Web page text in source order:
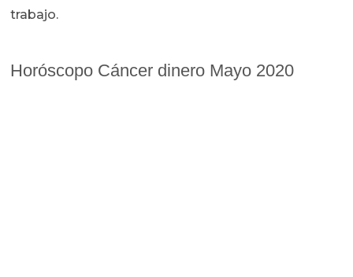
trabajo.
Horóscopo Cáncer dinero Mayo 2020